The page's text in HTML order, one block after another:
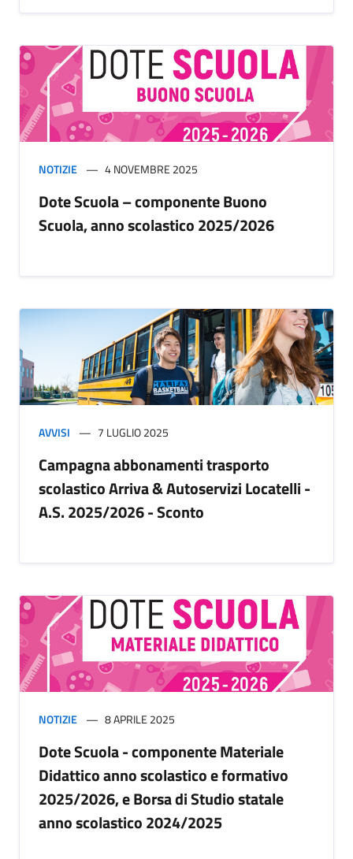
NOTIZIE 4 NOVEMBRE 2025
Dote Scuola – componente Buono
Scuola, anno scolastico 2025/2026
AVVISI 7 LUGLIO 2025
Campagna abbonamenti trasporto
scolastico Arriva & Autoservizi Locatelli -
A.S. 2025/2026 - Sconto
NOTIZIE 8 APRILE 2025
Dote Scuola - componente Materiale
Didattico anno scolastico e formativo
2025/2026, e Borsa di Studio statale
anno scolastico 2024/2025